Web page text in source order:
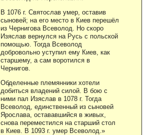
В 1076 г. Святослав умер, оставив
сыновей; на его место в Киев перешёл
из Чернигова Всеволод. Но скоро
Изяслав вернулся на Русь с польской
помощью. Тогда Всеволод
добровольно уступил ему Киев, как
старшему, а сам воротился в
Чернигов.
Обделенные племянники хотели
добиться владений силой. В бою с
ними пал Изяслав в 1078 г. Тогда
Всеволод, единственный из сыновей
Ярослава, остававшийся в живых,
снова переместился на старший стол
в Киев. В 1093 г. умер Всеволод.»